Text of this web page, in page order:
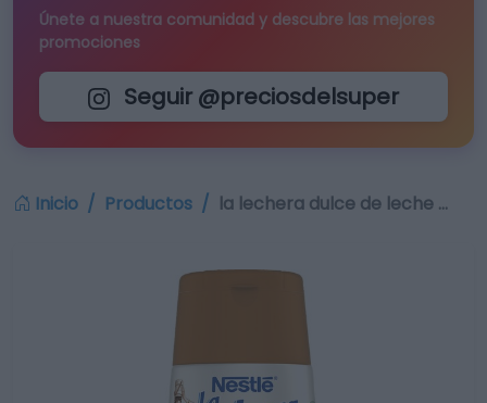
Únete a nuestra comunidad y descubre las mejores
promociones
Seguir @preciosdelsuper
Inicio Productos la lechera dulce de leche …